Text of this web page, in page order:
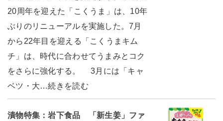
20周年を迎えた「こくうま」は、10年
ぶりのリニューアルを実施した。7月
から22年目を迎える「こくうまキム
チ」は、時代に合わせてうまみとコク
をさらに強化する。 3月には「キャ
ベツ・大…続きを読む
漬物特集：岩下食品 「新生姜」ファ